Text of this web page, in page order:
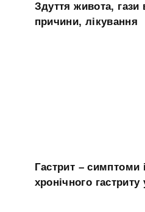
Здуття живота,
причини, лікування
Гастрит – симптоми
хронічного